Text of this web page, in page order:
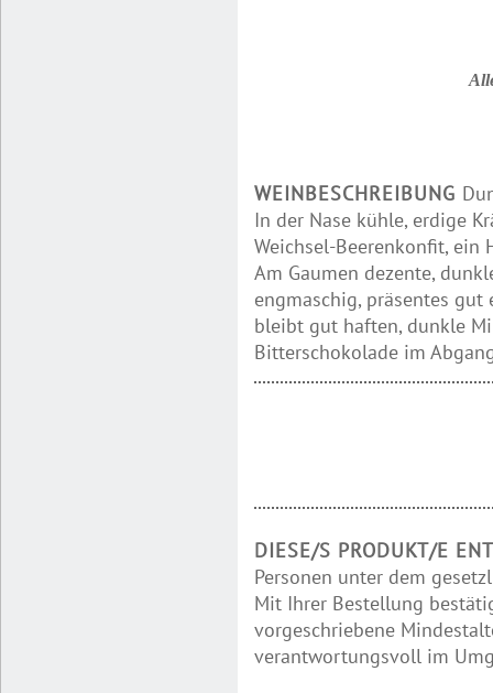
WEINBESCHREIBUNG
In der Nase kühle, erdige
Weichsel-Beerenkonfit, ein
Am Gaumen dezente,
engmaschig, präsentes gut
bleibt gut haften, dunkle
Bitterschokolade im
DIESE/S PRODUKT/E
Personen unter dem
Mit Ihrer Bestellung
vorgeschriebene
verantwortungsvoll im